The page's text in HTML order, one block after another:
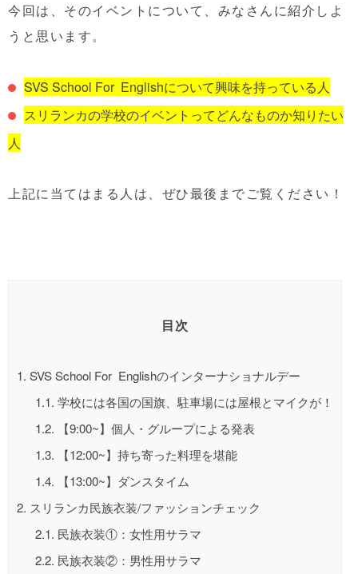
今回は、そのイベントについて、みなさんに紹介しよ
うと思います。
SVS School For Englishについて興味を持っている人
スリランカの学校のイベントってどんなものか知りたい
人
上記に当てはまる人は、ぜひ最後までご覧ください！
目次
1. SVS School For Englishのインターナショナルデー
1.1. 学校には各国の国旗、駐車場には屋根とマイクが！
1.2. 【9:00~】個人・グループによる発表
1.3. 【12:00~】持ち寄った料理を堪能
1.4. 【13:00~】ダンスタイム
2. スリランカ民族衣装/ファッションチェック
2.1. 民族衣装①：女性用サラマ
2.2. 民族衣装②：男性用サラマ